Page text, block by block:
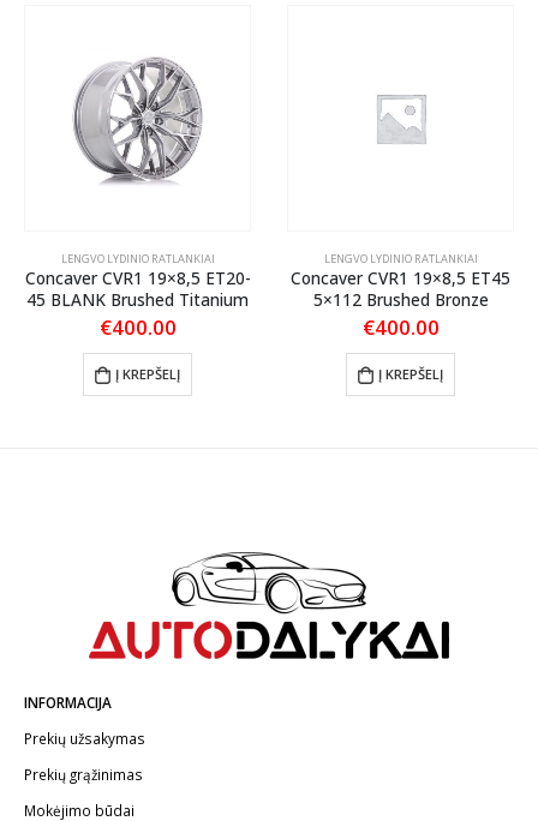
LENGVO LYDINIO RATLANKIAI
Concaver CVR1 19×8,5 ET20-
45 BLANK Brushed Titanium
€400.00
Į KREPŠELĮ
LENGVO LYDINIO RATLANKIAI
Concaver CVR1 19×8,5 ET45
5×112 Brushed Bronze
€400.00
Į KREPŠELĮ
INFORMACIJA
Prekių užsakymas
Prekių grąžinimas
Mokėjimo būdai